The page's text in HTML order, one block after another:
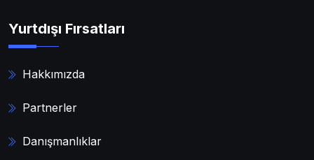
Yurtdışı Fırsatları
Hakkımızda
Partnerler
Danışmanlıklar